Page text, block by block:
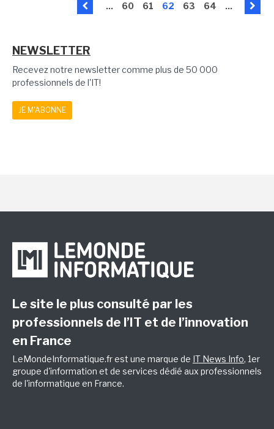
... 60 61 62 63 64 ...
NEWSLETTER
Recevez notre newsletter comme plus de 50 000
professionnels de l'IT!
JE M'ABONNE
Le site le plus consulté par les
professionnels de l’IT et de l’innovation
en France
LeMondeInformatique.fr est une marque de IT News Info, 1er
groupe d'information et de services dédié aux professionnels
de l'informatique en France.